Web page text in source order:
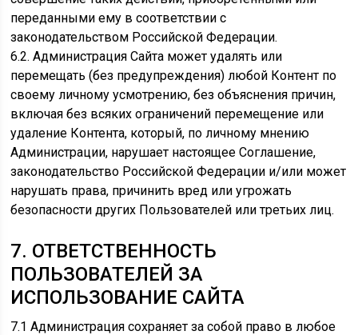
переданными ему в соответствии с
законодательством Российской Федерации.
6.2. Администрация Сайта может удалять или
перемещать (без предупреждения) любой Контент по
своему личному усмотрению, без объяснения причин,
включая без всяких ограничений перемещение или
удаление Контента, который, по личному мнению
Администрации, нарушает настоящее Соглашение,
законодательство Российской Федерации и/или может
нарушать права, причинить вред или угрожать
безопасности других Пользователей или третьих лиц.
7. ОТВЕТСТВЕННОСТЬ
ПОЛЬЗОВАТЕЛЕЙ ЗА
ИСПОЛЬЗОВАНИЕ САЙТА
7.1 Администрация сохраняет за собой право в любое